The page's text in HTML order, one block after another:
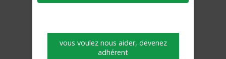
vous voulez nous aider, devenez
adhérent